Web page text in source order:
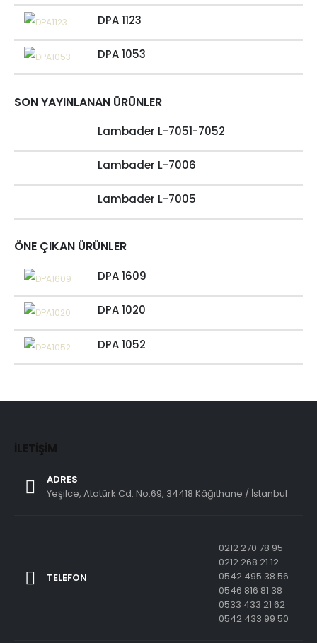
DPA 1123
DPA 1053
SON YAYINLANAN ÜRÜNLER
Lambader L-7051-7052
Lambader L-7006
Lambader L-7005
ÖNE ÇIKAN ÜRÜNLER
DPA 1609
DPA 1020
DPA 1052
İLETIŞIM
ADRES
Yeşilce, Atatürk Cd. No:69, 34418 Kâğıthane / İstanbul
TELEFON
0212 270 78 95
0212 268 21 12
0542 495 38 56
0546 816 81 38
0533 433 21 62
0542 433 99 50